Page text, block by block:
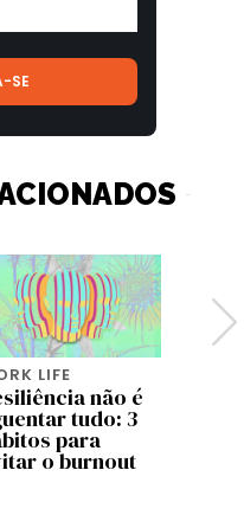
LIFE
não é
tudo: 3
para
o burnout